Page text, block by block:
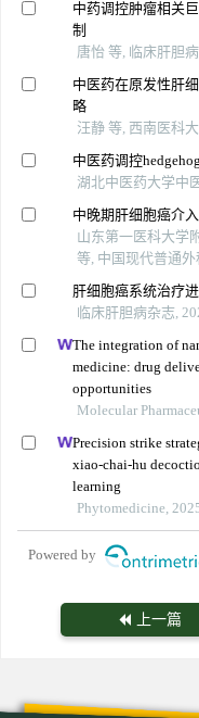
中药调控肿瘤相关
制
唐怡 等, 临床肝胆
中医药在原发性肝
略
汪静 等, 西南医科
中医药调控
湖北中医药大学中
中晚期肝细胞癌介
山东第一医科大学
等, 中国现代普通外
肝细胞癌系统治疗
临床肝胆病杂志,
The integration of
medicine: drug
opportunities
Molecular
Precision strike
xiao-chai-hu
learning
Phytomedicine,
Powered by
上一篇